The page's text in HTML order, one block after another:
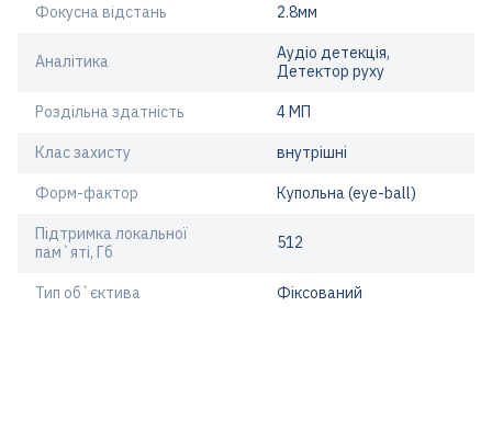
Фокусна відстань 2.8мм
Аналітика
Аудіо детекція,
Детектор руху
Роздільна здатність 4 МП
Клас захисту внутрішні
Форм-фактор Купольна (eye-ball)
Підтримка локальної
пам`яті, Гб
512
Тип об`єктива Фіксований